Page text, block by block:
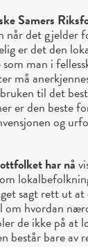
Samers
når det gjelder
er det den
som man i
må
til det
er den beste
og
har nå
sagt rett ut
om hvordan
de ikke på at
består bare av